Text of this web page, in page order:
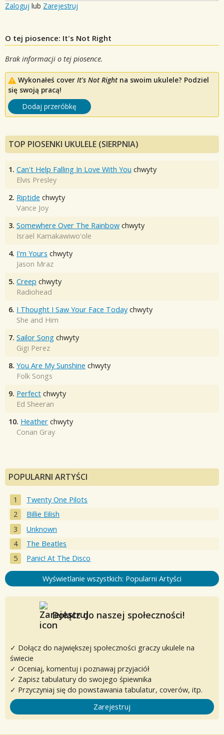
Zaloguj lub Zarejestruj
O tej piosence: It's Not Right
Brak informacji o tej piosence.
Wykonałeś cover It's Not Rightna swoim ukulele? Podziel
się swoją pracą!
Dodaj przeróbkę
TOP PIOSENKI UKULELE (SIERPNIA)
1. Can't Help Falling In Love With You chwyty
Elvis Presley
2. Riptide chwyty
Vance Joy
3. Somewhere Over The Rainbow chwyty
Israel Kamakawiwo'ole
4. I'm Yours chwyty
Jason Mraz
5. Creep chwyty
Radiohead
6. I Thought I Saw Your Face Today chwyty
She and Him
7. Sailor Song chwyty
Gigi Perez
8. You Are My Sunshine chwyty
Folk Songs
9. Perfect chwyty
Ed Sheeran
10. Heather chwyty
Conan Gray
POPULARNI ARTYŚCI
Twenty One Pilots
Billie Eilish
Unknown
The Beatles
Panic! At The Disco
Wyświetlanie wszystkich: Popularni Artyści
Dołącz do naszej społeczności!
✓ Dołącz do największej społeczności graczy ukulele na
świecie
✓ Oceniaj, komentuj i poznawaj przyjaciół
✓ Zapisz tabulatury do swojego śpiewnika
✓ Przyczyniaj się do powstawania tabulatur, coverów, itp.
Zarejestruj